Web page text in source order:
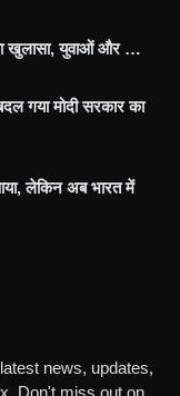
खुलासा, युवाओं और …
गया मोदी सरकार का
लेकिन अब भारत में
news, updates,
Don't miss out on